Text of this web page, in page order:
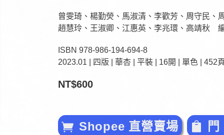
曾雯琦、楊勤熒、馬淑清、李歡芳、周守民、
趙慧玲、王淑卿、江惠英、李兆環、高靖秋
ISBN 978-986-194-694-8
2023.01 | 四版 | 華杏 | 平裝 | 16開 | 單色 | 452
NT$600
Shopee 直營賣場